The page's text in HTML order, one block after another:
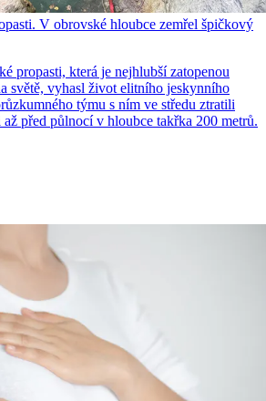
V obrovské hloubce zemřel špičkový
propasti, která je nejhlubší zatopenou
světě, vyhasl život elitního jeskynního
týmu s ním ve středu ztratili
před půlnocí v hloubce takřka 200 metrů.